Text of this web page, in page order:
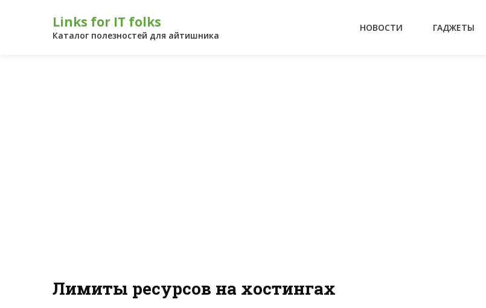
Links for IT folks
Каталог полезностей для айтишника
НОВОСТИ ГАДЖЕТЫ
Лимиты ресурсов на хостингах